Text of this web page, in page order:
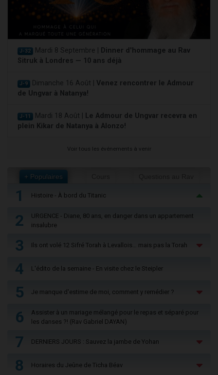
J-32 Mardi 8 Septembre |
Dinner d'hommage au Rav
Sitruk à Londres — 10 ans déjà
J-9 Dimanche 16 Août | Venez rencontrer le Admour
de Ungvar à Natanya!
J-11 Mardi 18 Août |
Le Admour de Ungvar recevra en
plein Kikar de Natanya à Alonzo!
Voir tous les événements à venir
+ Populaires
1 Histoire - À bord du Titanic
2
URGENCE - Diane, 80 ans, en danger dans un appartement
insalubre
3 Ils ont volé 12 Sifré Torah à Levallois… mais pas la Torah
4 L'édito de la semaine - En visite chez le Steipler
5 Je manque d'estime de moi, comment y remédier ?
6
Assister à un mariage mélangé pour le repas et séparé pour
les danses ?! (Rav Gabriel DAYAN)
7 DERNIERS JOURS : Sauvez la jambe de Yohan
8 Horaires du Jeûne de Ticha Béav